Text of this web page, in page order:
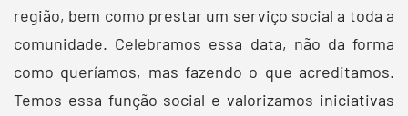
região, bem como prestar um serviço social a toda a
comunidade. Celebramos essa data, não da forma
como queríamos, mas fazendo o que acreditamos.
Temos essa função social e valorizamos iniciativas